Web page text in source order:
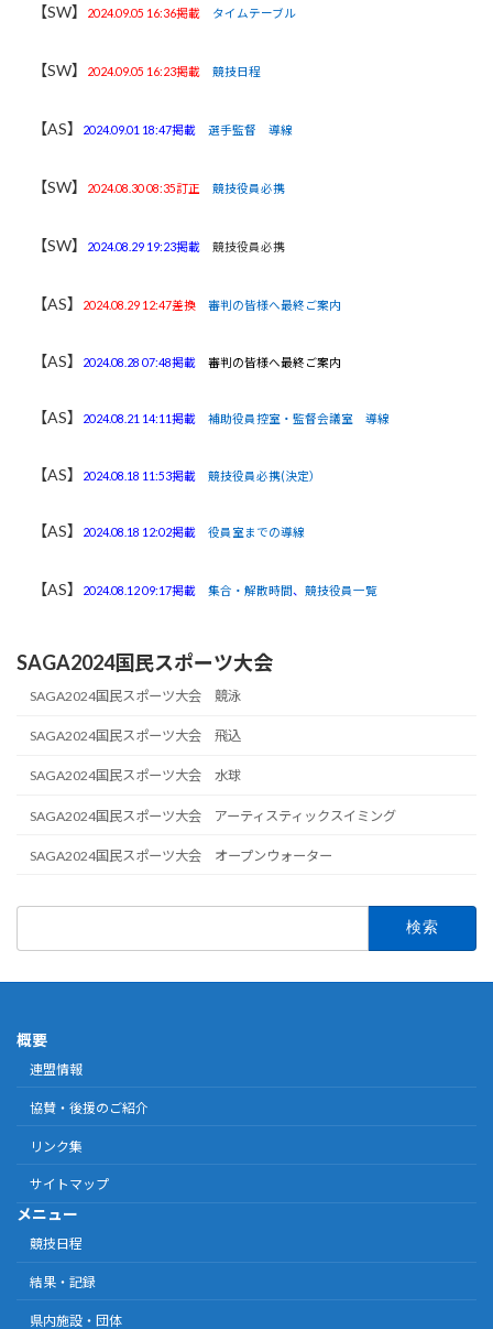
【SW】 2024.09.05 16:36掲載 タイムテーブル
【SW】 2024.09.05 16:23掲載 競技日程
【AS】 2024.09.01 18:47掲載 選手監督 導線
【SW】 2024.08.30 08:35訂正 競技役員必携
【SW】 2024.08.29 19:23掲載 競技役員必携
【AS】 2024.08.29 12:47差換 審判の皆様へ最終ご案内
【AS】 2024.08.28 07:48掲載 審判の皆様へ最終ご案内
【AS】 2024.08.21 14:11掲載 補助役員控室・監督会議室 導線
【AS】 2024.08.18 11:53掲載 競技役員必携(決定）
【AS】 2024.08.18 12:02掲載 役員室までの導線
【AS】 2024.08.12 09:17掲載 集合・解散時間、 競技役員一覧
SAGA2024国民スポーツ大会
SAGA2024国民スポーツ大会 競泳
SAGA2024国民スポーツ大会 飛込
SAGA2024国民スポーツ大会 水球
SAGA2024国民スポーツ大会 アーティスティックスイミング
SAGA2024国民スポーツ大会 オープンウォーター
概要
連盟情報
協賛・後援のご紹介
リンク集
サイトマップ
メニュー
競技日程
結果・記録
県内施設・団体